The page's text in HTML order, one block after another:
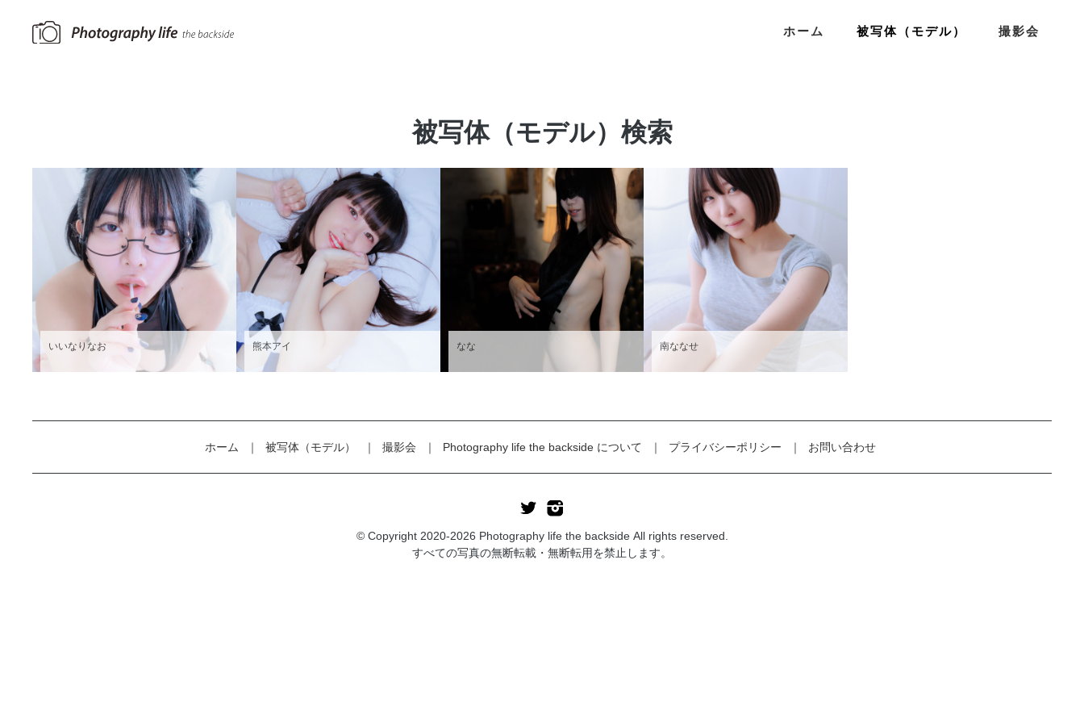
ホーム 被写体（モデル） 撮影会
被写体（モデル）検索
いいなりなお 熊本アイ なな 南ななせ
ホーム 被写体（モデル） 撮影会 Photography life the backside について プライバシーポリシー お問い合わせ
© Copyright 2020-2026 Photography life the backside All rights reserved.
すべての写真の無断転載・無断転用を禁止します。